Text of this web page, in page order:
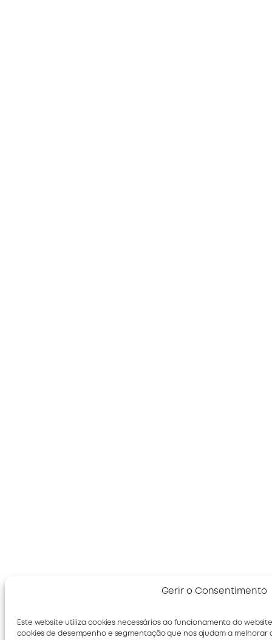
Gerir o Consentimento
Este website utiliza cookies necessários ao funcionamento do
cookies de desempenho e segmentação que nos ajudam a melhorar